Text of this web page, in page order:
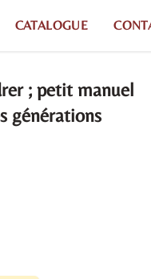
CATALOGUE
; petit manuel
générations